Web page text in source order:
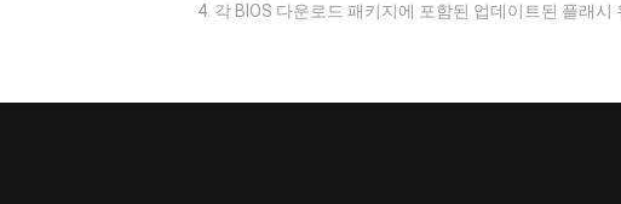
각 BIOS 다운로드 패키지에 포함된 업데이트된 플래시